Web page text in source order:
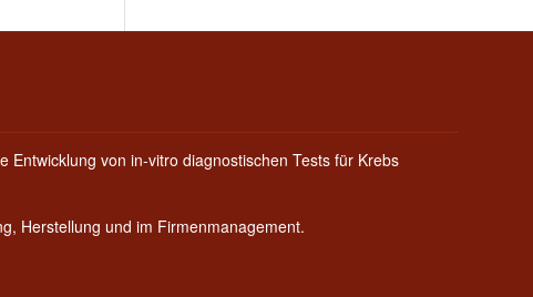
Entwicklung von in-vitro diagnostischen Tests für Krebs
Herstellung und im Firmenmanagement.